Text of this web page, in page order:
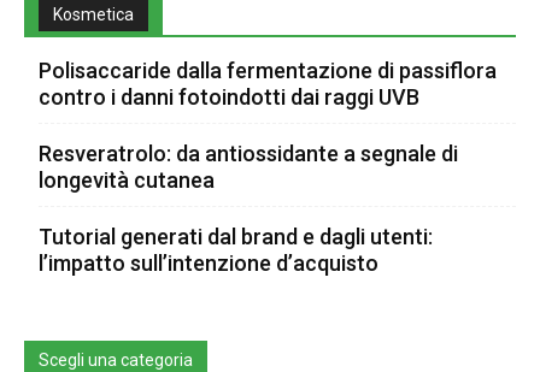
Kosmetica
Polisaccaride dalla fermentazione di passiflora
contro i danni fotoindotti dai raggi UVB
Resveratrolo: da antiossidante a segnale di
longevità cutanea
Tutorial generati dal brand e dagli utenti:
l’impatto sull’intenzione d’acquisto
Scegli una categoria